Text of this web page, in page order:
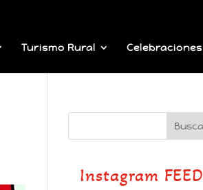
Turismo Rural Celebraciones
Instagram FEED